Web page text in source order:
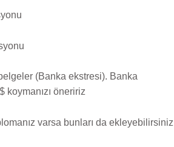
(Banka ekstresi). Banka
koymanızı öneririz
varsa bunları da ekleyebilirsiniz